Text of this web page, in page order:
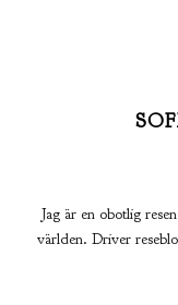
Jag är en obotlig
världen. Driver